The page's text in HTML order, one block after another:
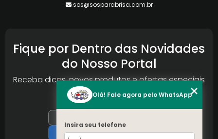
sos@sosparabrisa.com.br
Fique por Dentro das Novidades
do Nosso Portal
Receba dicas, novos produtos e ofertas especiais
da Reconlog
Olá! Fale agora pelo WhatsApp
Insira seu telefone